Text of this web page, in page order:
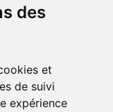
des
et
de suivi
expérience